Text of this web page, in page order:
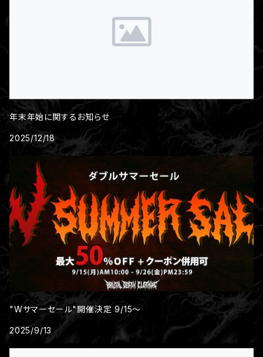
Orange
Purple
Red
年末年始に関するお知らせ
2025/12/18
"Wサマーセール"開催決定 9/15～
2025/9/13